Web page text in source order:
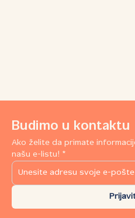
Budimo u kontaktu
Ako želite da primate
našu e-listu! *